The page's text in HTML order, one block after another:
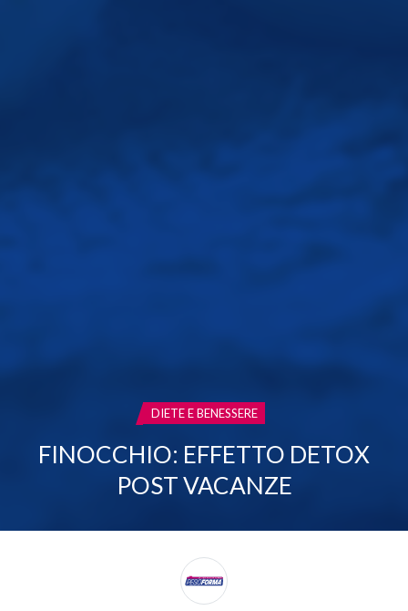
CATEGORIA:
DIETE E BENESSERE
FINOCCHIO: EFFETTO DETOX
POST VACANZE